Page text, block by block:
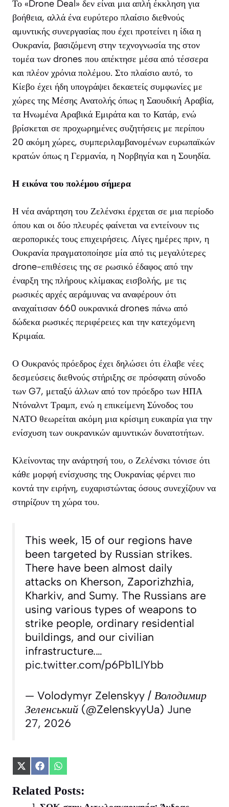
Το «Drone Deal» δεν είναι μια απλή έκκληση για
βοήθεια, αλλά ένα ευρύτερο πλαίσιο διεθνούς
αμυντικής συνεργασίας που έχει προτείνει η ίδια η
Ουκρανία, βασιζόμενη στην τεχνογνωσία της στον
τομέα των drones που απέκτησε μέσα από τέσσερα
και πλέον χρόνια πολέμου. Στο πλαίσιο αυτό, το
Κίεβο έχει ήδη υπογράψει δεκαετείς συμφωνίες με
χώρες της Μέσης Ανατολής όπως η Σαουδική Αραβία,
τα Ηνωμένα Αραβικά Εμιράτα και το Κατάρ, ενώ
βρίσκεται σε προχωρημένες συζητήσεις με περίπου
20 ακόμη χώρες, συμπεριλαμβανομένων ευρωπαϊκών
κρατών όπως η Γερμανία, η Νορβηγία και η Σουηδία.
Η εικόνα του πολέμου σήμερα
Η νέα ανάρτηση του Ζελένσκι έρχεται σε μια περίοδο
όπου και οι δύο πλευρές φαίνεται να εντείνουν τις
αεροπορικές τους επιχειρήσεις. Λίγες ημέρες πριν, η
Ουκρανία πραγματοποίησε μία από τις μεγαλύτερες
drone-επιθέσεις της σε ρωσικό έδαφος από την
έναρξη της πλήρους κλίμακας εισβολής, με τις
ρωσικές αρχές αεράμυνας να αναφέρουν ότι
αναχαίτισαν 660 ουκρανικά drones πάνω από
δώδεκα ρωσικές περιφέρειες και την κατεχόμενη
Κριμαία.
Ο Ουκρανός πρόεδρος έχει δηλώσει ότι έλαβε νέες
δεσμεύσεις διεθνούς στήριξης σε πρόσφατη σύνοδο
των G7, μεταξύ άλλων από τον πρόεδρο των ΗΠΑ
Ντόναλντ Τραμπ, ενώ η επικείμενη Σύνοδος του
ΝΑΤΟ θεωρείται ακόμη μια κρίσιμη ευκαιρία για την
ενίσχυση των ουκρανικών αμυντικών δυνατοτήτων.
Κλείνοντας την ανάρτησή του, ο Ζελένσκι τόνισε ότι
κάθε μορφή ενίσχυσης της Ουκρανίας φέρνει πιο
κοντά την ειρήνη, ευχαριστώντας όσους συνεχίζουν να
στηρίζουν τη χώρα του.
This week, 15 of our regions have
been targeted by Russian strikes.
There have been almost daily
attacks on Kherson, Zaporizhzhia,
Kharkiv, and Sumy. The Russians are
using various types of weapons to
strike people, ordinary residential
buildings, and our civilian
infrastructure.…
pic.twitter.com/p6Pb1LIYbb
— Volodymyr Zelenskyy / Володимир
Зеленський (@ZelenskyyUa) June
27, 2026
Share
X
(Twitter)
Share
Facebook
Share
WhatsApp
Related Posts: